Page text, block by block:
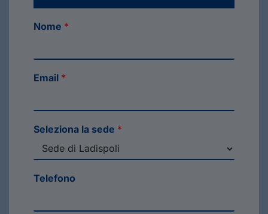
Nome *
Email *
Seleziona la sede *
Telefono